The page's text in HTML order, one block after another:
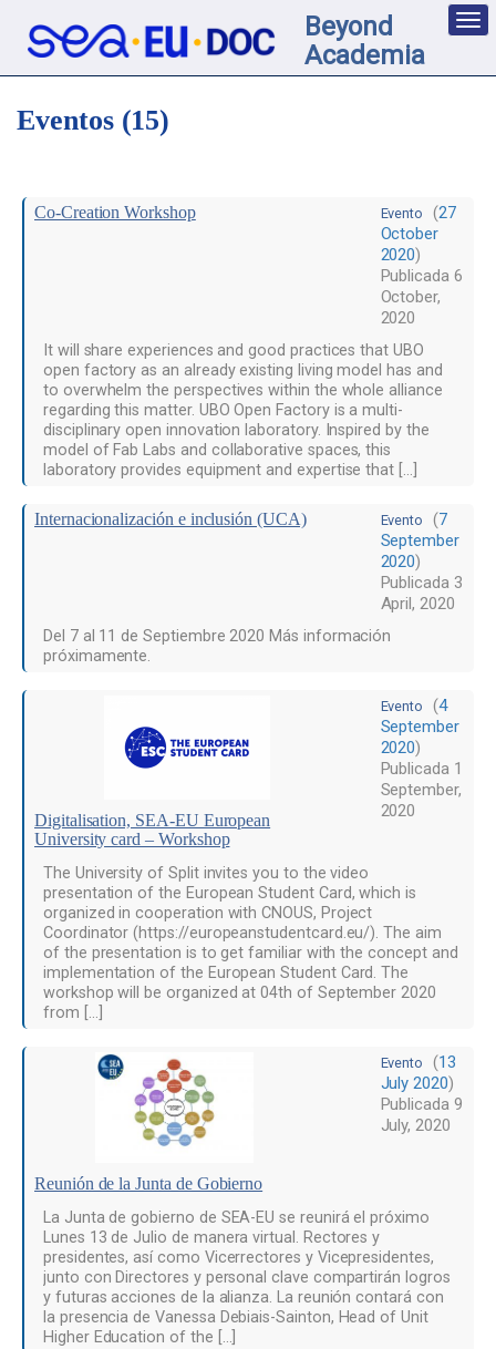
Beyond
Academia
Eventos (15)
Co-Creation Workshop Evento (27
October
2020)
Publicada 6
October,
2020
It will share experiences and good practices that UBO
open factory as an already existing living model has and
to overwhelm the perspectives within the whole alliance
regarding this matter. UBO Open Factory is a multi-
disciplinary open innovation laboratory. Inspired by the
model of Fab Labs and collaborative spaces, this
laboratory provides equipment and expertise that […]
Internacionalización e inclusión (UCA) Evento (7
September
2020)
Publicada 3
April, 2020
Del 7 al 11 de Septiembre 2020 Más información
próximamente.
Digitalisation, SEA-EU European
University card – Workshop
Evento (4
September
2020)
Publicada 1
September,
2020
The University of Split invites you to the video
presentation of the European Student Card, which is
organized in cooperation with CNOUS, Project
Coordinator (https://europeanstudentcard.eu/). The aim
of the presentation is to get familiar with the concept and
implementation of the European Student Card. The
workshop will be organized at 04th of September 2020
from […]
Reunión de la Junta de Gobierno
Evento (13
July 2020)
Publicada 9
July, 2020
La Junta de gobierno de SEA-EU se reunirá el próximo
Lunes 13 de Julio de manera virtual. Rectores y
presidentes, así como Vicerrectores y Vicepresidentes,
junto con Directores y personal clave compartirán logros
y futuras acciones de la alianza. La reunión contará con
la presencia de Vanessa Debiais-Sainton, Head of Unit
Higher Education of the […]